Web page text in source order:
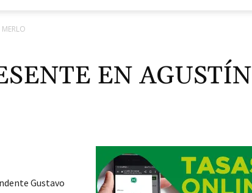
EN AGUSTÍN
Gustavo